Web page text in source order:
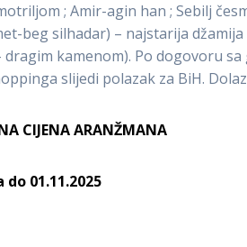
; Amir-agin han ; Sebilj
beg silhadar) – najstarija
kamenom). Po dogovoru
slijedi polazak za BiH.
CIJENA ARANŽMANA
do 01.11.2025